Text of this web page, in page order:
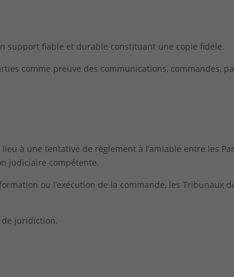
un support fiable et durable constituant une copie fidèle.
comme preuve des communications, commandes,
à une tentative de règlement à l’amiable entre les
judiciaire compétente.
ou l’exécution de la commande, les Tribunaux
de juridiction.